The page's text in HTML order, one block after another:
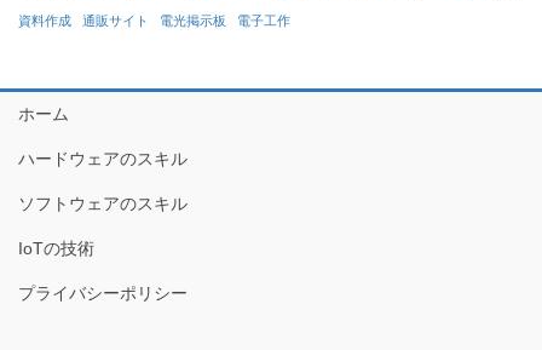
資料作成 通販サイト 電光掲示板 電子工作
ホーム
ハードウェアのスキル
ソフトウェアのスキル
IoTの技術
プライバシーポリシー